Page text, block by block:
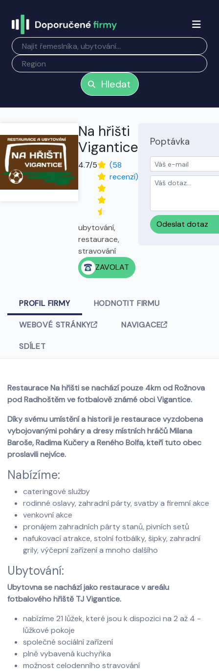
Hledat
Na hřišti
Vigantice
4.7/5
(58
recenzí)
ubytování,
restaurace,
stravování
ZAVOLAT
Poptávka
Odeslat dotaz
PROFIL FIRMY HODNOTIT FIRMU
WEBOVÉ STRÁNKY NAVIGACE
SDÍLET
Restaurace Na hřišti se nachází pouze 4km od Rožnova
pod Radhoštěm ve fotbalově známé obci Vigantice.
Díky svému umístění a historii je restaurace vyzdobena
vybojovanými poháry a dresy místních hráčů Milana
Baroše, Radima Kučery a Reného Bolfa, kteří tuto obec
proslavili nejvíce.
Nabízíme:
cateringové služby
rodinné oslavy, zahradní párty, svatby a firemní akce
venkovní akce
pronájem zahradních párty stanů, pivních setů
nafukovací atrakce, stolní fotbálky, šipky, zahradní
grily, výčepní zařízení a mnoho dalšího
Ubytování:
Ubytovna se nachází jako restaurace v areálu
fotbalového hřiště TJ Vigantice.
nabízíme 21 lůžek, které jsou k dispozici na 2 až 4 -
lůžkové pokoje
společné sociální zařízení
plně vybavená kuchyňka
možnost celodenního stravování